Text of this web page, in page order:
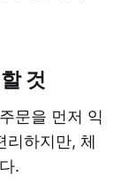
것
문을 먼저 익
리하지만, 체
.